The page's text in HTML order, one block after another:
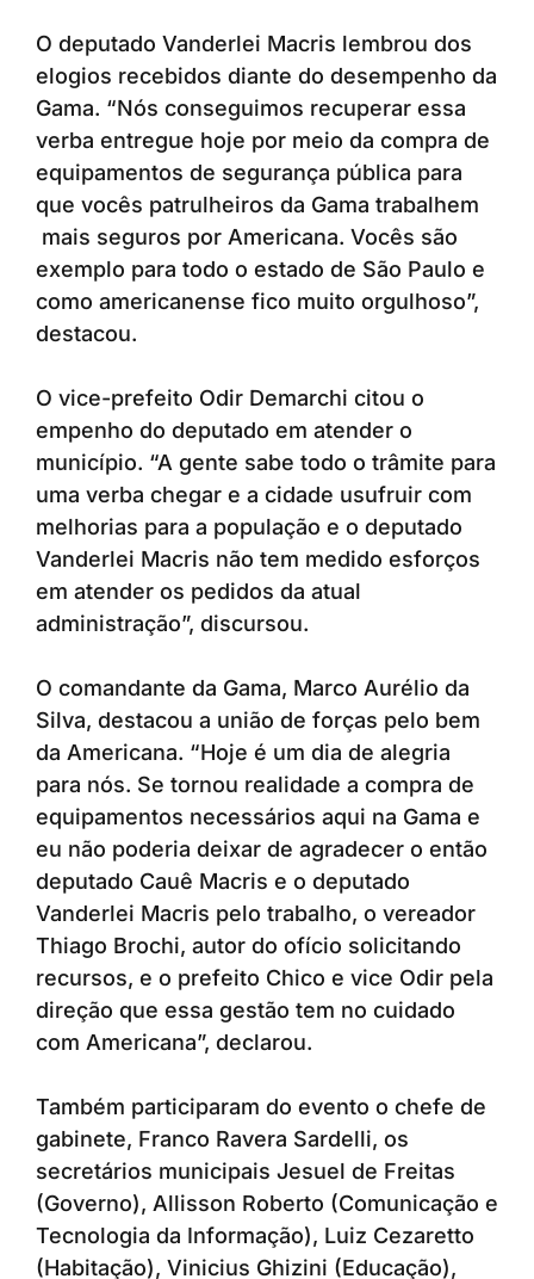
O deputado Vanderlei Macris lembrou dos
elogios recebidos diante do desempenho da
Gama. “Nós conseguimos recuperar essa
verba entregue hoje por meio da compra de
equipamentos de segurança pública para
que vocês patrulheiros da Gama trabalhem
mais seguros por Americana. Vocês são
exemplo para todo o estado de São Paulo e
como americanense fico muito orgulhoso”,
destacou.
O vice-prefeito Odir Demarchi citou o
empenho do deputado em atender o
município. “A gente sabe todo o trâmite para
uma verba chegar e a cidade usufruir com
melhorias para a população e o deputado
Vanderlei Macris não tem medido esforços
em atender os pedidos da atual
administração”, discursou.
O comandante da Gama, Marco Aurélio da
Silva, destacou a união de forças pelo bem
da Americana. “Hoje é um dia de alegria
para nós. Se tornou realidade a compra de
equipamentos necessários aqui na Gama e
eu não poderia deixar de agradecer o então
deputado Cauê Macris e o deputado
Vanderlei Macris pelo trabalho, o vereador
Thiago Brochi, autor do ofício solicitando
recursos, e o prefeito Chico e vice Odir pela
direção que essa gestão tem no cuidado
com Americana”, declarou.
Também participaram do evento o chefe de
gabinete, Franco Ravera Sardelli, os
secretários municipais Jesuel de Freitas
(Governo), Allisson Roberto (Comunicação e
Tecnologia da Informação), Luiz Cezaretto
(Habitação), Vinicius Ghizini (Educação),